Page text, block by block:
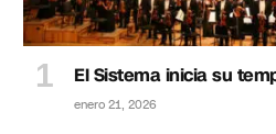
El Sistema inicia su
enero 21, 2026